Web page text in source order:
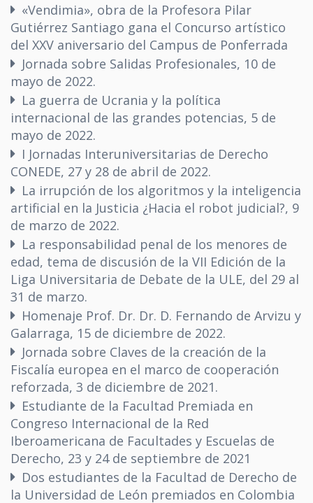
«Vendimia», obra de la Profesora Pilar
Gutiérrez Santiago gana el Concurso artístico
del XXV aniversario del Campus de Ponferrada
Jornada sobre Salidas Profesionales, 10 de
mayo de 2022.
La guerra de Ucrania y la política
internacional de las grandes potencias, 5 de
mayo de 2022.
I Jornadas Interuniversitarias de Derecho
CONEDE, 27 y 28 de abril de 2022.
La irrupción de los algoritmos y la inteligencia
artificial en la Justicia ¿Hacia el robot judicial?, 9
de marzo de 2022.
La responsabilidad penal de los menores de
edad, tema de discusión de la VII Edición de la
Liga Universitaria de Debate de la ULE, del 29 al
31 de marzo.
Homenaje Prof. Dr. Dr. D. Fernando de Arvizu y
Galarraga, 15 de diciembre de 2022.
Jornada sobre Claves de la creación de la
Fiscalía europea en el marco de cooperación
reforzada, 3 de diciembre de 2021.
Estudiante de la Facultad Premiada en
Congreso Internacional de la Red
Iberoamericana de Facultades y Escuelas de
Derecho, 23 y 24 de septiembre de 2021
Dos estudiantes de la Facultad de Derecho de
la Universidad de León premiados en Colombia